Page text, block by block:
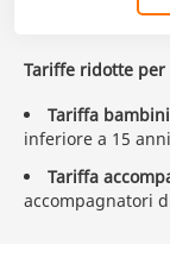
Tariffe ridotte per
Tariffa bambini
inferiore a 15
Tariffa
accompagnatori